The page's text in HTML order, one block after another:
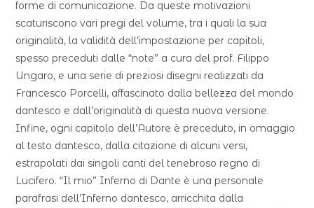
forme di comunicazione. Da queste motivazioni
scaturiscono vari pregi del volume, tra i quali la sua
originalità, la validità dell’impostazione per capitoli,
spesso preceduti dalle “note” a cura del prof. Filippo
Ungaro, e una serie di preziosi disegni realizzati da
Francesco Porcelli, affascinato dalla bellezza del mondo
dantesco e dall’originalità di questa nuova versione.
Infine, ogni capitolo dell’Autore è preceduto, in omaggio
al testo dantesco, dalla citazione di alcuni versi,
estrapolati dai singoli canti del tenebroso regno di
Lucifero. “Il mio” Inferno di Dante è una personale
parafrasi dell’Inferno dantesco, arricchita dalla